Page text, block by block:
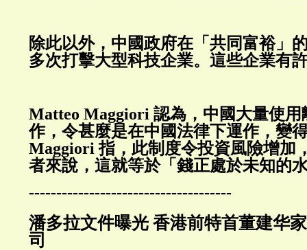
除此以外，中國政府在「共同富裕」
多次打擊大型科技企業。這些企業有
Matteo Maggiori 認為，中國大量使用
作，令甚麼是在中國法律下運作，變
Maggiori 指，此制度令投資風險增加
者來說，這就等於「錢正處於未知的
-------------------------------------
潘多拉文件曝光 香港前特首董建华
司